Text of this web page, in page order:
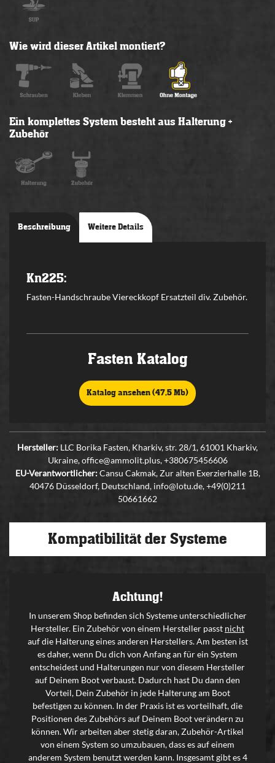
Wie wird dieser Artikel montiert?
Ein komplettes System besteht aus Halterung +
Zubehör
Beschreibung Weitere Details
Kn225:
Fasten-Handschraube Viereckkopf Ersatzteil div. Zubehör.
Fasten Katalog
Katalog ansehen (47,5 Mb)
Hersteller: LLC Borika Fasten, Kharkiv, str. 28/1, 61001 Kharkiv,
Ukraine, office@ammolit.plus, +380675456606
EU-Verantwortlicher:Cansu Cakmak, Zur alten Exerzierhalle 1B,
40476 Düsseldorf, Deutschland, info@lotu.de, +49(0)211
50661662
Kompatibilität der Systeme
Achtung!
In unserem Shop befinden sich Systeme unterschiedlicher
Hersteller. Ein Zubehör von einem Hersteller passt nicht
auf die Halterung eines anderen Herstellers. Am besten ist
es daher, wenn Du dich von Anfang an für ein System
entscheidest und Halterungen nur von diesem Hersteller
auf Deinem Boot verbaust. Dadurch hast Du dann den
Vorteil, Dein Zubehör in jede Halterung am Boot
befestigen zu können. In der Praxis ist es vorteilhaft, die
Positionen des Zubehörs auf Deinem Boot verändern zu
können. Wir arbeiten aber stetig daran, Zubehör-Artikel
von einem System so umzubauen, dass es auf einem
anderem System benutzt werden kann. Insgesamt gibt es 4